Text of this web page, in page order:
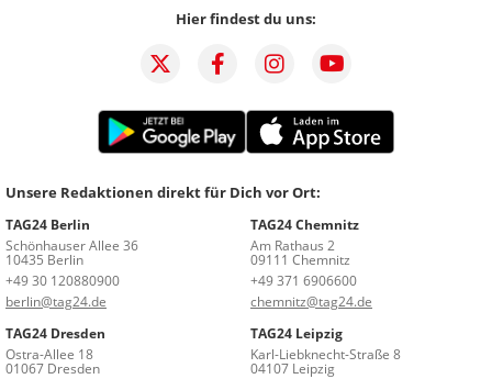
Hier findest du uns:
Unsere Redaktionen direkt für Dich vor Ort:
TAG24 Berlin
Schönhauser Allee 36
10435 Berlin
+49 30 120880900
berlin@tag24.de
TAG24 Chemnitz
Am Rathaus 2
09111 Chemnitz
+49 371 6906600
chemnitz@tag24.de
TAG24 Dresden
Ostra-Allee 18
01067 Dresden
TAG24 Leipzig
Karl-Liebknecht-Straße 8
04107 Leipzig